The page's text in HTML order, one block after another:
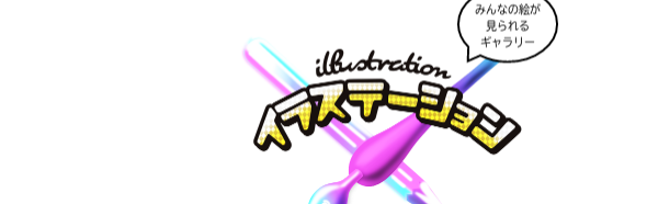
みんなの絵が
見られる
みんなの絵が
見られる
ギャラリー